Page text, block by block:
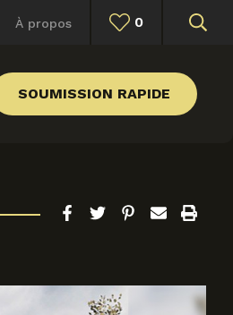
À propos 0
SOUMISSION RAPIDE